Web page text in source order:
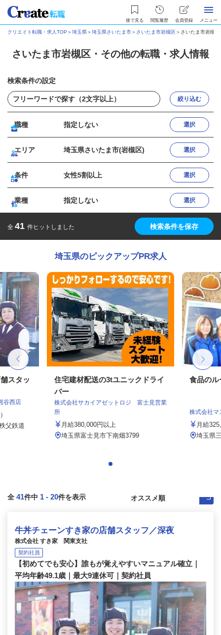
後で見る 閲覧履歴 会員登録 メニュー
クリエイト転職・求人TOP ＞埼玉県＞埼玉県さいたま市＞ さいたま市岩槻区＞ さいたま市岩槻
さいたま市岩槻区・その他の転職・求人情報
検索条件の設定
絞り込む
職種 指定しない 選択
エリア 埼玉県さいたま市(岩槻区) 選択
条件 女性5割以上 選択
業種 指定しない 選択
全 41 件ヒットしました 検索条件を保存
埼玉県のピックアップPR求人
スタッ
谷西店
父鉄道
住宅建材配送の3tユニックドライ
バー
株式会社サカイアゼットロジ 富士見営業
所
月給380,000円以上
埼玉県富士見市下南畑3799
食品のル
株式会社マ
月給
埼玉県
全 41件中 1 - 20件を表示
牛丼チェーンすき家の店舗スタッフ／深夜
株式会社 すき家 関東支社
契約社員
【初めてでも安心】誰もが覚えやすいマニュアル確立｜
平均年齢49.1歳｜最大9連休可｜契約社員